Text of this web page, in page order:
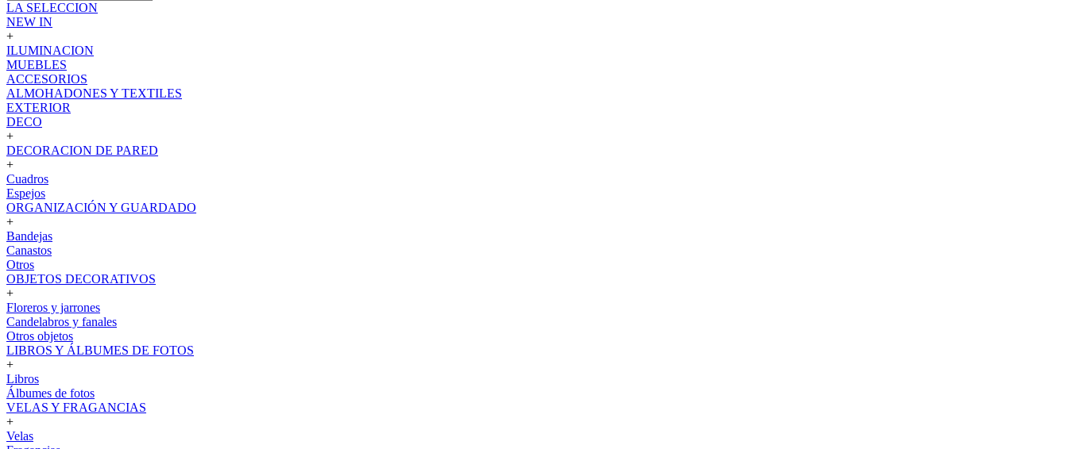
LA SELECCION
NEW IN
+
ILUMINACION
MUEBLES
ACCESORIOS
ALMOHADONES Y TEXTILES
EXTERIOR
DECO
+
DECORACION DE PARED
+
Cuadros
Espejos
ORGANIZACIÓN Y GUARDADO
+
Bandejas
Canastos
Otros
OBJETOS DECORATIVOS
+
Floreros y jarrones
Candelabros y fanales
Otros objetos
LIBROS Y ÁLBUMES DE FOTOS
+
Libros
Álbumes de fotos
VELAS Y FRAGANCIAS
+
Velas